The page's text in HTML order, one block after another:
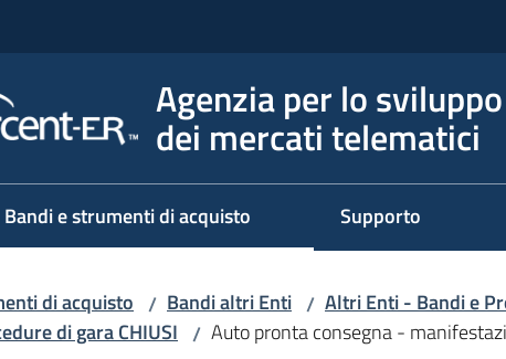
Agenzia per lo sviluppo
dei mercati telematici
Bandi e strumenti di acquisto Supporto
di acquisto / Bandi altri Enti / Altri Enti - Bandi e
di gara CHIUSI / Auto pronta consegna -